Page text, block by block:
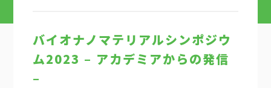
バイオナノマテリアルシンポジウ
ム2023 – アカデミアからの発信
–